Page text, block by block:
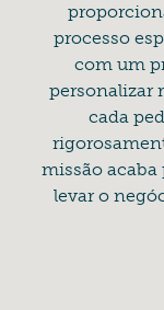
processo
com um
personalizar
cada
missão acaba
levar o